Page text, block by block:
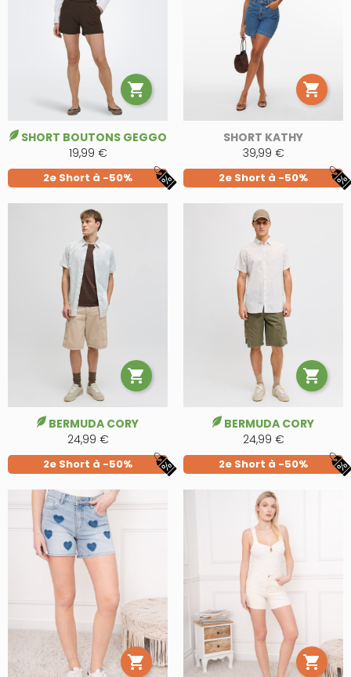

SHORT BOUTONS GEGGO
19,99 €
2e Short à -50%

SHORT KATHY
39,99 €
2e Short à -50%

BERMUDA CORY
24,99 €
2e Short à -50%

BERMUDA CORY
24,99 €
2e Short à -50%
 